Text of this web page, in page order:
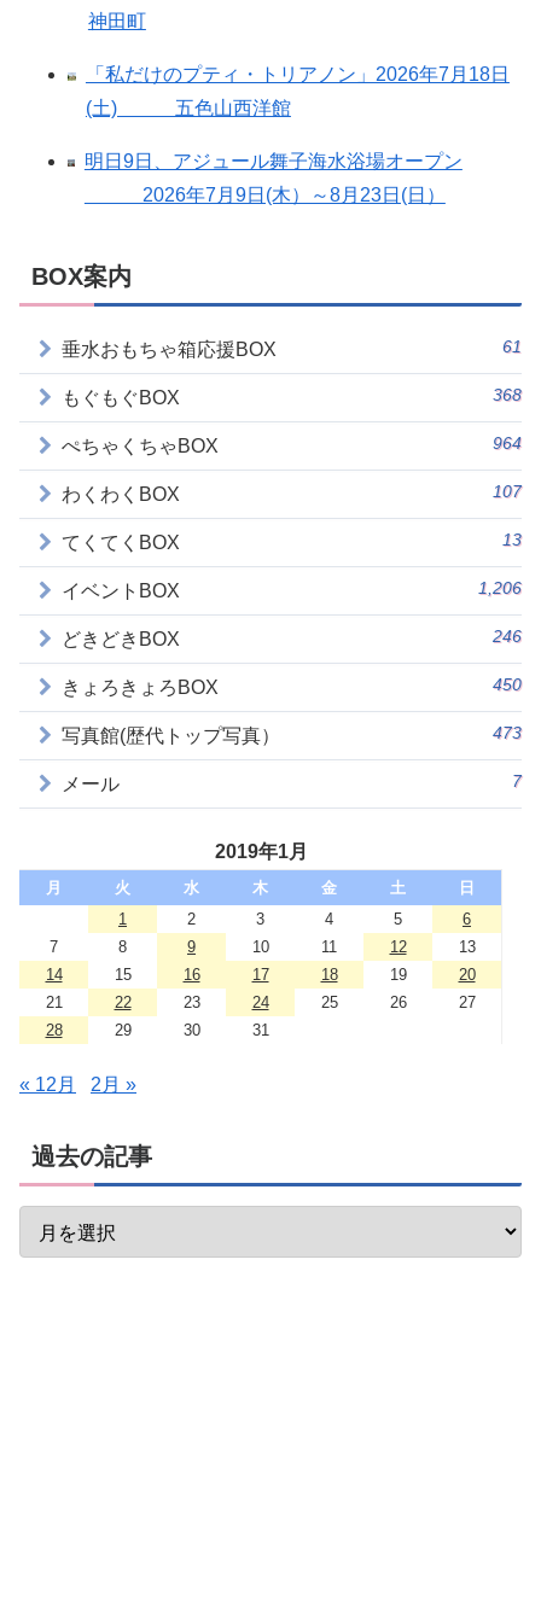
神田町
「私だけのプティ・トリアノン」2026年7月18日
(土) 五色山西洋館
明日9日、アジュール舞子海水浴場オープン
2026年7月9日(木）～8月23日(日）
BOX案内
垂水おもちゃ箱応援BOX 61
もぐもぐBOX 368
ぺちゃくちゃBOX 964
わくわくBOX 107
てくてくBOX 13
イベントBOX 1,206
どきどきBOX 246
きょろきょろBOX 450
写真館(歴代トップ写真） 473
メール 7
2019年1月
月 火 水 木 金 土
日
1
2 3 4 5
6
7
8 9 10 11 12
13
14
15 16 17 18 19
20
21
22 23 24 25 26
27
28
29 30 31
« 12月 2月 »
過去の記事